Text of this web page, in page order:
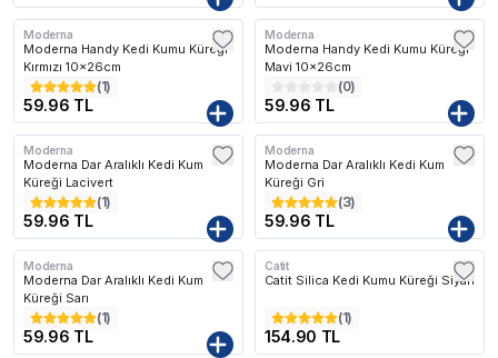
Moderna
Moderna Handy Kedi Kumu Küreği
Kırmızı 10x26cm
(1)
59.96 TL
Moderna
Moderna Handy Kedi Kumu Küreği
Mavi 10x26cm
(0)
59.96 TL
Moderna
Moderna Dar Aralıklı Kedi Kum
Küreği Lacivert
(1)
59.96 TL
Moderna
Moderna Dar Aralıklı Kedi Kum
Küreği Gri
(3)
59.96 TL
Moderna
Moderna Dar Aralıklı Kedi Kum
Küreği Sarı
(1)
59.96 TL
Catit
Catit Silica Kedi Kumu Küreği Siyah
(1)
154.90 TL